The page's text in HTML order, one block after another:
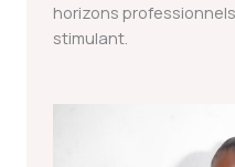
horizons
stimulant.